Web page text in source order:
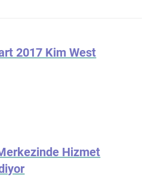
2017 Kim West
Hizmet